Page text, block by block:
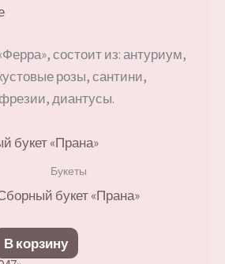
состоит из: антуриум,
розы, сантини,
диантусы.
Букеты
букет «Прана»
В корзину